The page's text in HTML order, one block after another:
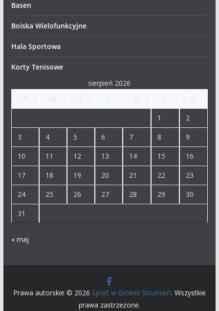
Basen
Boiska Wielofunkcyjne
Hala Sportowa
Korty Tenisowe
sierpień 2026
1 2
3 4 5 6 7 8 9
10 11 12 13 14 15 16
17 18 19 20 21 22 23
24 25 26 27 28 29 30
31
« maj
Prawa autorskie © 2026 Sport w Gminie Strumień. Wszystkie
prawa zastrzeżone.